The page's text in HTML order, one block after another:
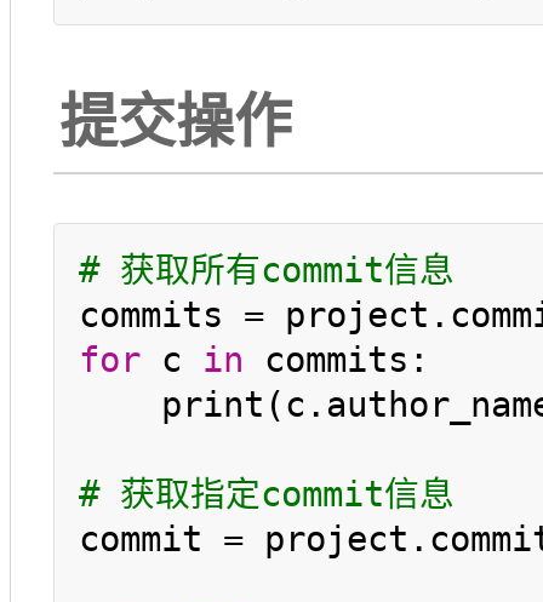
提交操作
# 获取所有commit信息
for c in commits:
# 获取指定commit信息
commit =